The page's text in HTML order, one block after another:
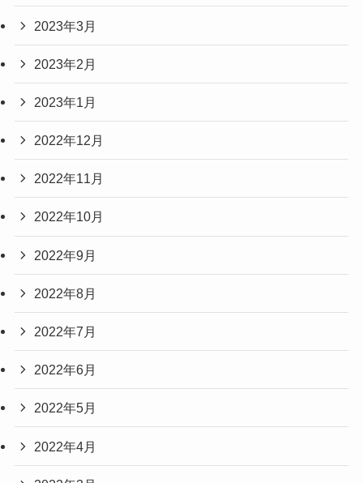
2023年3月
2023年2月
2023年1月
2022年12月
2022年11月
2022年10月
2022年9月
2022年8月
2022年7月
2022年6月
2022年5月
2022年4月